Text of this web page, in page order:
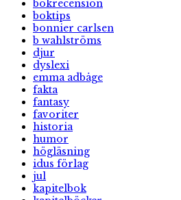
bokrecension
boktips
bonnier carlsen
b wahlströms
djur
dyslexi
emma adbåge
fakta
fantasy
favoriter
historia
humor
högläsning
idus förlag
jul
kapitelbok